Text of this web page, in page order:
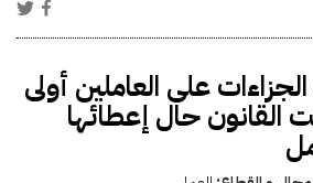
على العاملين أولى
القانون حال إعطائها